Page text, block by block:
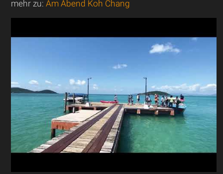
mehr zu:Am Abend Koh Chang